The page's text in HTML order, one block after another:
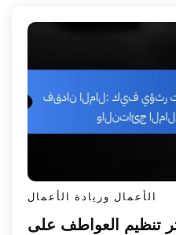
الأعمال وريادة الأعمال
تنظيم العواطف على